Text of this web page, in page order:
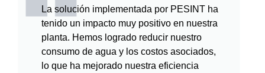
La solución implementada por PESINT ha
tenido un impacto muy positivo en nuestra
planta. Hemos logrado reducir nuestro
consumo de agua y los costos asociados,
lo que ha mejorado nuestra eficiencia